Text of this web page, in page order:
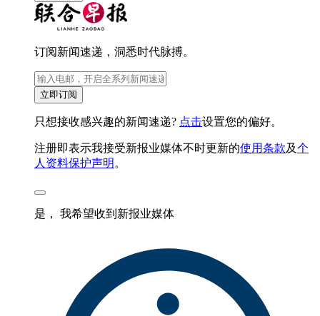
订阅新闻速递，洞悉时代脉搏。
立即订阅
只想接收感兴趣的新闻速递? 点击设置您的偏好。
注册即表示我接受新报业媒体不时更新的使用条款及个
人资料保护声明 。
是， 我希望收到新报业媒体